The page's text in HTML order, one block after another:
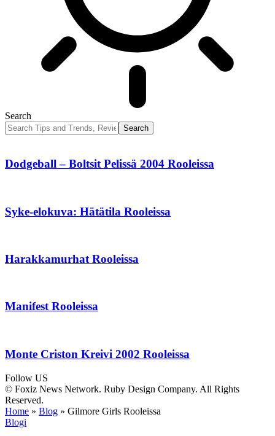
Search
Dodgeball – Boltsit Pelissä 2004 Rooleissa
Syke-elokuva: Hätätila Rooleissa
Harakkamurhat Rooleissa
Manifest Rooleissa
Monte Criston Kreivi 2002 Rooleissa
Follow US
© Foxiz News Network. Ruby Design Company. All Rights
Reserved.
Home » Blog » Gilmore Girls Rooleissa
Blogi